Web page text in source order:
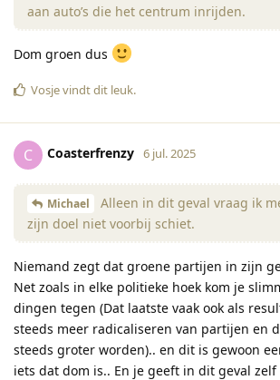
aan auto’s die het centrum inrijden.
Dom groen dus
Vosjevindt dit leuk.
C Coasterfrenzy 6 jul. 2025
Michael
Alleen in dit geval vraag ik
zijn doel niet voorbij schiet.
Niemand zegt dat groene partijen in zijn
Net zoals in elke politieke hoek kom je
dingen tegen (Dat laatste vaak ook als
steeds meer radicaliseren van partijen en
steeds groter worden).. en dit is gewoon
iets dat dom is.. En je geeft in dit geval